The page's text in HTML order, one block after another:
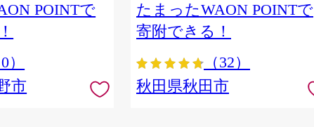
POINTで
0）
市
たまったWAON POINTで
寄附できる！
（32）
秋田県秋田市